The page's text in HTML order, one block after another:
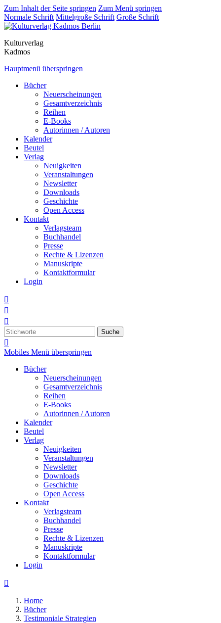
Zum Inhalt der Seite springen Zum Menü springen
Normale Schrift Mittelgroße Schrift Große Schrift
Kulturverlag
Kadmos
Hauptmenü überspringen
Bücher
Neuerscheinungen
Gesamtverzeichnis
Reihen
E-Books
Autorinnen / Autoren
Kalender
Beutel
Verlag
Neuigkeiten
Veranstaltungen
Newsletter
Downloads
Geschichte
Open Access
Kontakt
Verlagsteam
Buchhandel
Presse
Rechte & Lizenzen
Manuskripte
Kontaktformular
Login



Suche

Mobiles Menü überspringen
Bücher
Neuerscheinungen
Gesamtverzeichnis
Reihen
E-Books
Autorinnen / Autoren
Kalender
Beutel
Verlag
Neuigkeiten
Veranstaltungen
Newsletter
Downloads
Geschichte
Open Access
Kontakt
Verlagsteam
Buchhandel
Presse
Rechte & Lizenzen
Manuskripte
Kontaktformular
Login

Home
Bücher
Testimoniale Strategien